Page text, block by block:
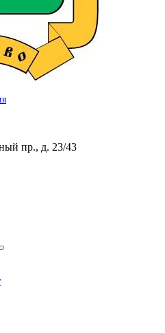
пр., д. 23/43